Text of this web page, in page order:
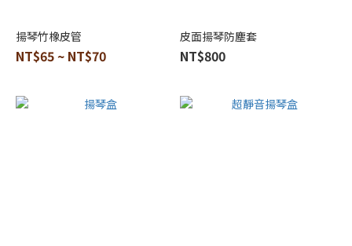
揚琴竹橡皮管
NT$65 ~ NT$70
皮面揚琴防塵套
NT$800